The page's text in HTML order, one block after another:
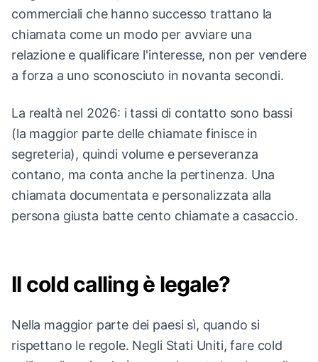
commerciali che hanno successo trattano la
chiamata come un modo per avviare una
relazione e qualificare l'interesse, non per vendere
a forza a uno sconosciuto in novanta secondi.
La realtà nel 2026: i tassi di contatto sono bassi
(la maggior parte delle chiamate finisce in
segreteria), quindi volume e perseveranza
contano, ma conta anche la pertinenza. Una
chiamata documentata e personalizzata alla
persona giusta batte cento chiamate a casaccio.
Il cold calling è legale?
Nella maggior parte dei paesi sì, quando si
rispettano le regole. Negli Stati Uniti, fare cold